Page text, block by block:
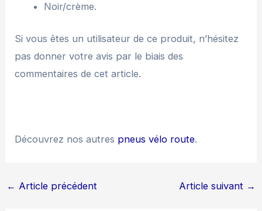
Noir/crème.
Si vous êtes un utilisateur de ce produit, n’hésitez
pas donner votre avis par le biais des
commentaires de cet article.
Découvrez nos autres pneus vélo route.
Navigation
← Article précédent Article suivant →